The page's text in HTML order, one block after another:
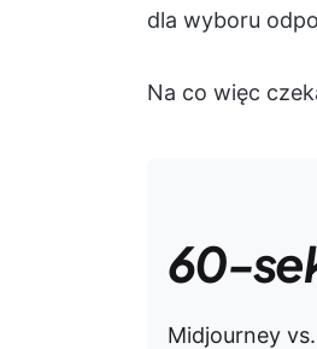
dla wyboru
Na co więc
60-
Midjourney